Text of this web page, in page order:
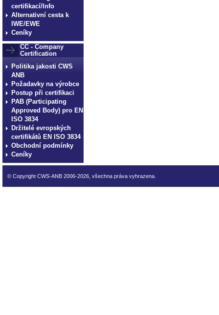
certifikací/Info
Alternativní cesta k
IWE/EWE
Ceníky
CC - Company
Certification
Politika jakosti CWS
ANB
Požadavky na výrobce
Postup při certifikaci
PAB (Participating
Approved Body) pro EN
ISO 3834
Držitelé evropských
certifikátů EN ISO 3834
Obchodní podmínky
Ceníky
© Copyright CWS-ANB 2006-2026, všechna práva vyhrazena.